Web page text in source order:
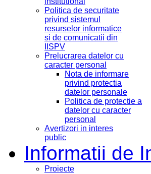
Politica de securitate
privind sistemul
resurselor informatice
si de comunicatii din
IISPV
Prelucrarea datelor cu
caracter personal
Nota de informare
privind protectia
datelor personale
Politica de protectie a
datelor cu caracter
personal
Avertizori in interes
public
Informatii de
Proiecte